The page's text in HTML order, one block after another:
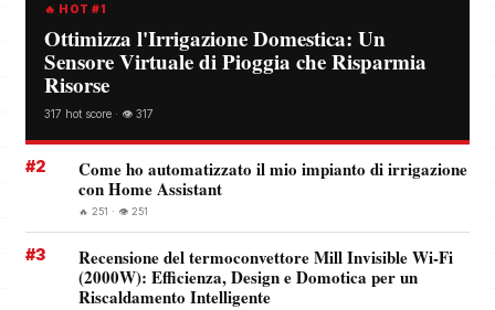
🔥 HOT #1
Ottimizza l'Irrigazione Domestica: Un
Sensore Virtuale di Pioggia che Risparmia
Risorse
317 hot score · 👁️ 317
#2
Come ho automatizzato il mio impianto di irrigazione
con Home Assistant
🔥 251 · 👁️ 251
#3
Recensione del termoconvettore Mill Invisible Wi-Fi
(2000W): Efficienza, Design e Domotica per un
Riscaldamento Intelligente